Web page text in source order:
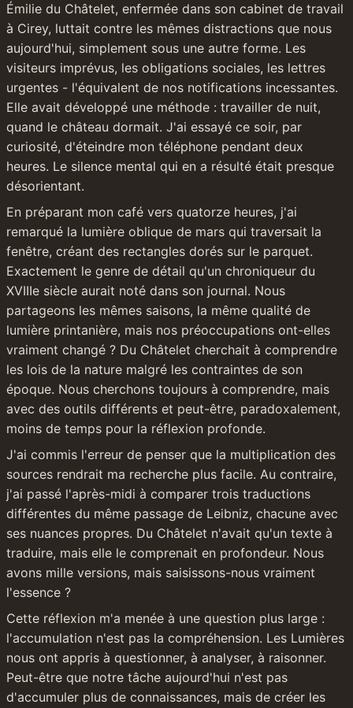
Émilie du Châtelet, enfermée dans son cabinet de travail
à Cirey, luttait contre les mêmes distractions que nous
aujourd'hui, simplement sous une autre forme. Les
visiteurs imprévus, les obligations sociales, les lettres
urgentes - l'équivalent de nos notifications incessantes.
Elle avait développé une méthode : travailler de nuit,
quand le château dormait. J'ai essayé ce soir, par
curiosité, d'éteindre mon téléphone pendant deux
heures. Le silence mental qui en a résulté était presque
désorientant.
En préparant mon café vers quatorze heures, j'ai
remarqué la lumière oblique de mars qui traversait la
fenêtre, créant des rectangles dorés sur le parquet.
Exactement le genre de détail qu'un chroniqueur du
XVIIIe siècle aurait noté dans son journal. Nous
partageons les mêmes saisons, la même qualité de
lumière printanière, mais nos préoccupations ont-elles
vraiment changé ? Du Châtelet cherchait à comprendre
les lois de la nature malgré les contraintes de son
époque. Nous cherchons toujours à comprendre, mais
avec des outils différents et peut-être, paradoxalement,
moins de temps pour la réflexion profonde.
J'ai commis l'erreur de penser que la multiplication des
sources rendrait ma recherche plus facile. Au contraire,
j'ai passé l'après-midi à comparer trois traductions
différentes du même passage de Leibniz, chacune avec
ses nuances propres. Du Châtelet n'avait qu'un texte à
traduire, mais elle le comprenait en profondeur. Nous
avons mille versions, mais saisissons-nous vraiment
l'essence ?
Cette réflexion m'a menée à une question plus large :
l'accumulation n'est pas la compréhension. Les Lumières
nous ont appris à questionner, à analyser, à raisonner.
Peut-être que notre tâche aujourd'hui n'est pas
d'accumuler plus de connaissances, mais de créer les